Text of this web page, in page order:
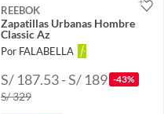
REEBOK
Zapatillas Urbanas Hombre
Classic Az
Por FALABELLA
S/ 187.53 - S/ 189 -43%
S/ 329